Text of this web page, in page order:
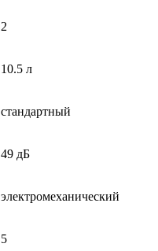
2
10.5 л
стандартный
49 дБ
электромеханический
5